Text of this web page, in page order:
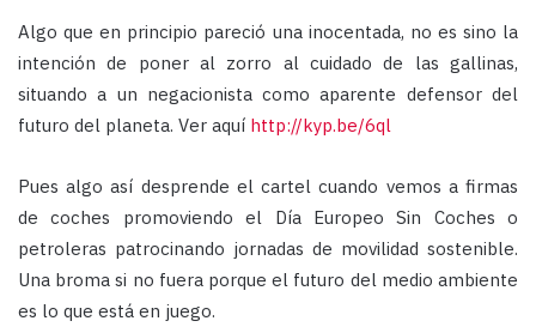
Algo que en principio pareció una inocentada, no es sino la
intención de poner al zorro al cuidado de las gallinas,
situando a un negacionista como aparente defensor del
futuro del planeta. Ver aquí http://kyp.be/6ql
Pues algo así desprende el cartel cuando vemos a firmas
de coches promoviendo el Día Europeo Sin Coches o
petroleras patrocinando jornadas de movilidad sostenible.
Una broma si no fuera porque el futuro del medio ambiente
es lo que está en juego.